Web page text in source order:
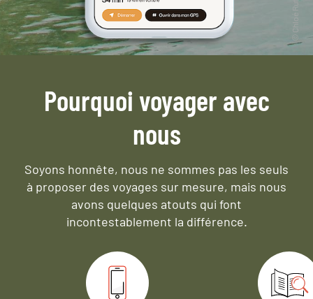
Pourquoi voyager avec
nous
Soyons honnête, nous ne sommes pas les seuls
à proposer des voyages sur mesure, mais nous
avons quelques atouts qui font
incontestablement la différence.